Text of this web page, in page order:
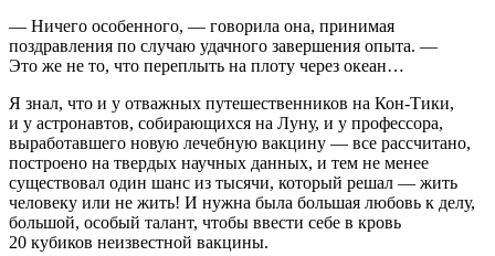
— Ничего особенного, — говорила она, принимая
поздравления по случаю удачного завершения опыта. —
Это же не то, что переплыть на плоту через океан…
Я знал, что и у отважных путешественников на Кон-Тики,
и у астронавтов, собирающихся на Луну, и у профессора,
выработавшего новую лечебную вакцину — все рассчитано,
построено на твердых научных данных, и тем не менее
существовал один шанс из тысячи, который решал — жить
человеку или не жить! И нужна была большая любовь к делу,
большой, особый талант, чтобы ввести себе в кровь
20 кубиков неизвестной вакцины.